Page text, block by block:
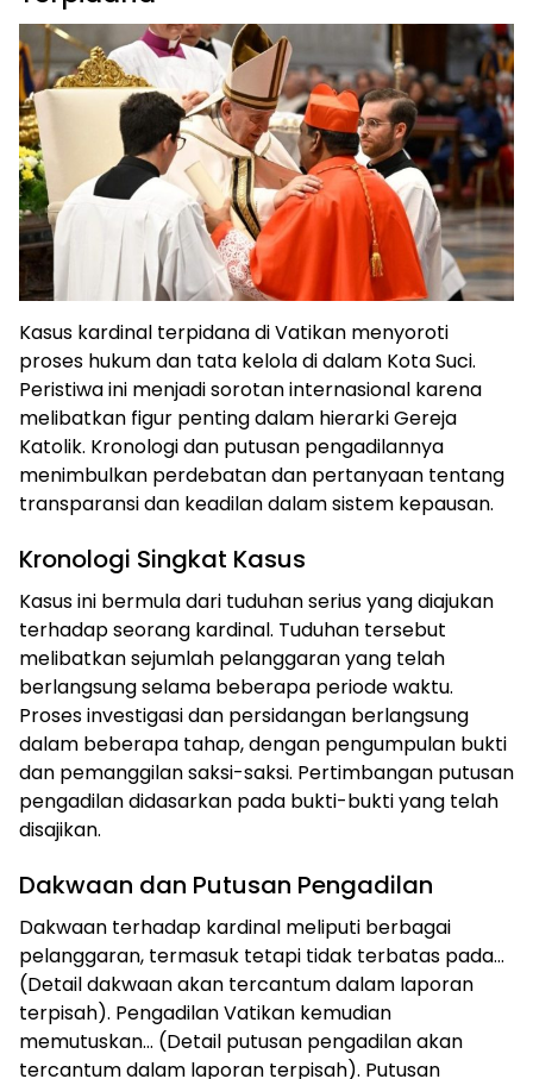
Kasus kardinal terpidana di Vatikan menyoroti
proses hukum dan tata kelola di dalam Kota Suci.
Peristiwa ini menjadi sorotan internasional karena
melibatkan figur penting dalam hierarki Gereja
Katolik. Kronologi dan putusan pengadilannya
menimbulkan perdebatan dan pertanyaan tentang
transparansi dan keadilan dalam sistem kepausan.
Kronologi Singkat Kasus
Kasus ini bermula dari tuduhan serius yang diajukan
terhadap seorang kardinal. Tuduhan tersebut
melibatkan sejumlah pelanggaran yang telah
berlangsung selama beberapa periode waktu.
Proses investigasi dan persidangan berlangsung
dalam beberapa tahap, dengan pengumpulan bukti
dan pemanggilan saksi-saksi. Pertimbangan putusan
pengadilan didasarkan pada bukti-bukti yang telah
disajikan.
Dakwaan dan Putusan Pengadilan
Dakwaan terhadap kardinal meliputi berbagai
pelanggaran, termasuk tetapi tidak terbatas pada…
(Detail dakwaan akan tercantum dalam laporan
terpisah). Pengadilan Vatikan kemudian
memutuskan… (Detail putusan pengadilan akan
tercantum dalam laporan terpisah). Putusan